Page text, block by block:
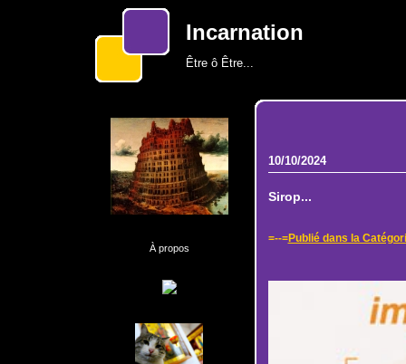
Incarnation
Être ô Être...
À propos
10/10/2024
Sirop...
=--=Publié dans la